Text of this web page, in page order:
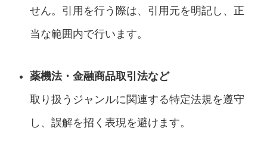
せん。引用を行う際は、引用元を明記し、正
当な範囲内で行います。
薬機法・金融商品取引法など
取り扱うジャンルに関連する特定法規を遵守
し、誤解を招く表現を避けます。